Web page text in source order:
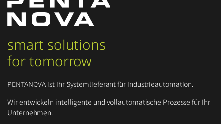
smart solutions
for tomorrow
PENTANOVA ist Ihr Systemlieferant für Industrieautomation.
Wir entwickeln intelligente und vollautomatische Prozesse für Ihr
Unternehmen.